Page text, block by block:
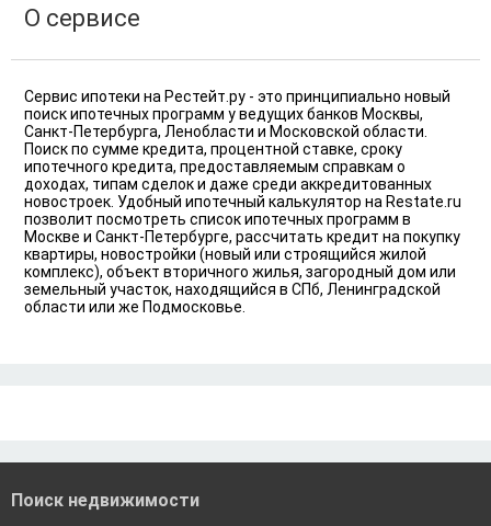
О сервисе
Сервис ипотеки на Рестейт.ру - это принципиально новый
поиск ипотечных программ у ведущих банков Москвы,
Санкт-Петербурга, Ленобласти и Московской области.
Поиск по сумме кредита, процентной ставке, сроку
ипотечного кредита, предоставляемым справкам о
доходах, типам сделок и даже среди аккредитованных
новостроек. Удобный ипотечный калькулятор на Restate.ru
позволит посмотреть список ипотечных программ в
Москве и Санкт-Петербурге, рассчитать кредит на покупку
квартиры, новостройки (новый или строящийся жилой
комплекс), объект вторичного жилья, загородный дом или
земельный участок, находящийся в СПб, Ленинградской
области или же Подмосковье.
Поиск недвижимости